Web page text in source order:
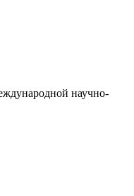
научно-